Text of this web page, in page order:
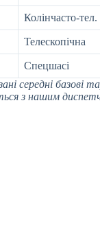
Колінчасто-тел.
Телескопічна
Спецшасі
середні базові
з нашим